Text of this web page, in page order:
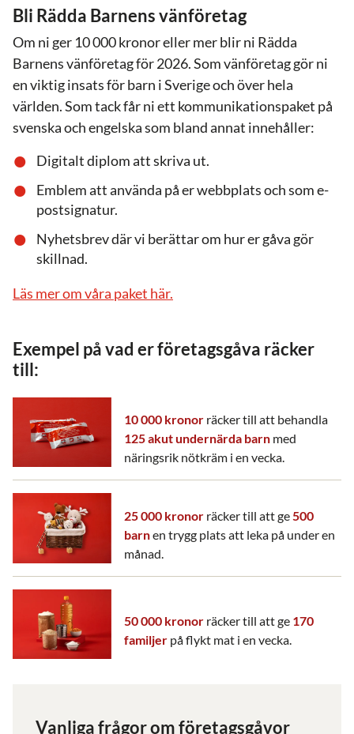
Bli Rädda Barnens vänföretag
Om ni ger 10 000 kronor eller mer blir ni Rädda
Barnens vänföretag för 2026. Som vänföretag gör ni
en viktig insats för barn i Sverige och över hela
världen. Som tack får ni ett kommunikationspaket på
svenska och engelska som bland annat innehåller:
Digitalt diplom att skriva ut.
Emblem att använda på er webbplats och som e-
postsignatur.
Nyhetsbrev där vi berättar om hur er gåva gör
skillnad.
Läs mer om våra paket här.
Exempel på vad er företagsgåva räcker
till:
10 000 kronorräcker till att behandla
125 akut undernärda barnmed
näringsrik nötkräm i en vecka.
25 000 kronorräcker till att ge 500
barnen trygg plats att leka på under en
månad.
50 000 kronorräcker till att ge 170
familjerpå flykt mat i en vecka.
Vanliga frågor om företagsgåvor